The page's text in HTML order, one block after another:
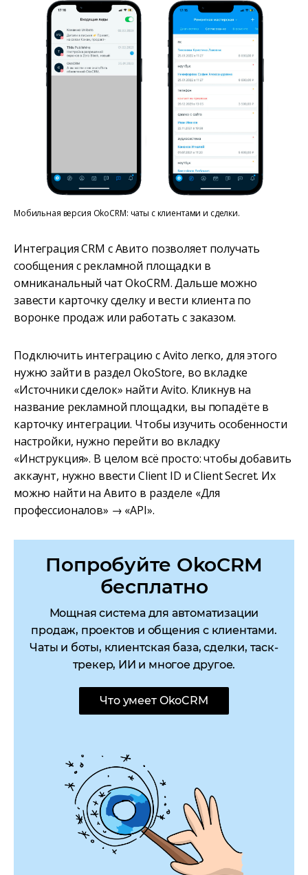
Мобильная версия OkoCRM: чаты с клиентами и сделки.
Интеграция CRM с Авито позволяет получать
сообщения с рекламной площадки в
омниканальный чат OkoCRM. Дальше можно
завести карточку сделку и вести клиента по
воронке продаж или работать с заказом.
Подключить интеграцию с Avito легко, для этого
нужно зайти в раздел OkoStore, во вкладке
«Источники сделок» найти Avito. Кликнув на
название рекламной площадки, вы попадёте в
карточку интеграции. Чтобы изучить особенности
настройки, нужно перейти во вкладку
«Инструкция». В целом всё просто: чтобы добавить
аккаунт, нужно ввести Client ID и Client Secret. Их
можно найти на Авито в разделе «Для
профессионалов» → «API».
Попробуйте OkoCRM
бесплатно
Мощная система для автоматизации
продаж, проектов и общения с клиентами.
Чаты и боты, клиентская база, сделки, таск-
трекер, ИИ и многое другое.
Что умеет OkoCRM